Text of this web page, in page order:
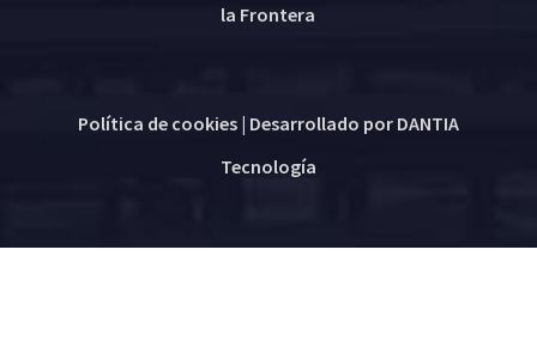
la Frontera
Política de cookies| Desarrollado por DANTIA
Tecnología